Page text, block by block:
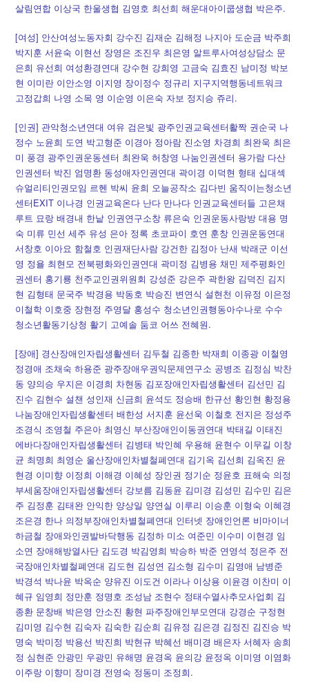
살림연합 이상국 한울생협 김영호 최선희 해운대아이쿱생협 박은주.
[여성] 안산여성노동자회 강수진 김재순 김해정 나지아 도순금 박주희
박지훈 서윤숙 이현선 장영은 조진우 최은영 알트루사여성상담소 문
은희 유선희 여성환경연대 강수현 강희영 고금숙 김효진 남미정 박보
현 이미란 이안소영 이지영 장이정수 정규리 지구지역행동네트워크
고정갑희 나영 소목 영 이순영 이은숙 자보 정지승 쥬리.
[인권] 관악청소년연대 여유 검은빛 광주인권교육센터활짝 권순국 나
정수 노윤희 도연 박고형준 이경아 정아람 진소영 차경희 최완욱 최은
미 풍경 광주인권운동센터 최완욱 허창영 나눔인권센터 용가람 다산
인권센터 박진 엄명환 동성애자인권연대 곽이경 이덕현 형태 십대섹
슈얼리티인권모임 르헨 박씨 윤희 오늘공작소 김다빈 움직이는청소년
센터EXIT 이나경 인권교육온다 난다 만나다 인권교육센터들 고은채
루트 묘랑 배경내 한낱 인권연구소창 류은숙 인권운동사랑방 대용 명
숙 미류 민선 세주 유성 은아 정록 초코파이 호연 훈창 인권운동연대
서창호 이아요 함철호 인권재단사람 강건한 김정아 난새 박래군 이선
영 정욜 최현모 전북평화와인권연대 곽미정 김병용 채민 제주평화인
권센터 홍기룡 천주교인권위원회 강성준 강은주 곽한왕 김덕진 김지
현 김형태 문국주 박경용 박동호 박승진 변연식 설현천 이유정 이은정
이철학 이호중 장현정 주영달 홍성수 청소년인권행동아수나로 수수
청소년활동기상청 활기 고예솔 둠코 어쓰 전혜원.
[장애] 경산장애인자립생활센터 김두철 김종한 박재희 이종광 이철영
정경애 조채숙 하용준 광주장애우권익문제연구소 공병조 김정심 박찬
동 양의승 우지은 이경희 차현동 김포장애인자립생활센터 김선민 김
진수 김현수 설챈 성인재 신금희 윤석도 정승배 한규선 황인현 황정용
나눔장애인자립생활센터 배한성 서지훈 윤선욱 이철호 전지은 정성주
조경식 조영철 주은아 최영신 부산장애인이동권연대 박태길 이태진
에바다장애인자립생활센터 김병태 박인혜 우용해 윤현수 이무길 이창
균 최명희 최영순 울산장애인차별철폐연대 김기옥 김선희 김옥진 윤
현경 이미향 이정희 이해경 이혜성 장인권 정기순 정윤호 표해숙 의정
부세움장애인자립생활센터 강보름 김동윤 김미경 김성민 김수민 김은
주 김정훈 김태완 안익한 양상일 양연실 이루리 이승훈 이형숙 이혜경
조은경 한나 의정부장애인차별철폐연대 인터넷 장애인언론 비마이너
하금철 장애와인권발바닥행동 김정하 미소 여준민 이수미 이현경 임
소연 장애해방열사단 김도경 박김영희 박승하 박준 연영석 정은주 전
국장애인차별철폐연대 김도현 김성연 김소형 김수미 김영애 남병준
박경석 박나윤 박옥순 양유진 이도건 이라나 이상용 이윤경 이찬미 이
혜규 임영희 정만훈 정명호 조성남 조현수 정태수열사추모사업회 김
종환 문창배 박은영 안소진 황현 파주장애인부모연대 강경순 구정현
김미영 김수현 김숙자 김숙한 김순희 김유정 김은경 김정진 김진승 박
명숙 박미정 박용선 박진희 박현규 박혜선 배미경 배은자 서혜자 송희
정 심현준 안광민 우광민 유해명 윤경옥 윤의강 윤정옥 이미영 이염화
이주랑 이향미 장미경 전영숙 정동미 조정희.